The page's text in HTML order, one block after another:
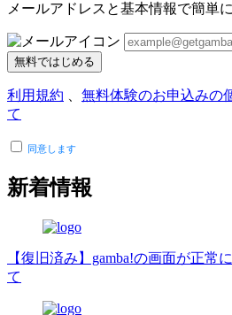
メールアドレスと基本情報で簡単
無料ではじめる
利用規約
無料体験のお申込みの
て
同意します
新着情報
【復旧済み】gamba!の画面が正常
て